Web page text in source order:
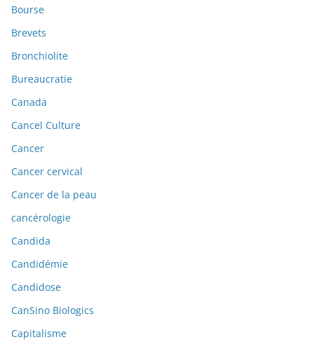
Bourse
Brevets
Bronchiolite
Bureaucratie
Canada
Cancel Culture
Cancer
Cancer cervical
Cancer de la peau
cancérologie
Candida
Candidémie
Candidose
CanSino Biologics
Capitalisme